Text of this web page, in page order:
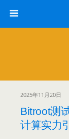
2025年11月20日
Bitroot测
计算实力